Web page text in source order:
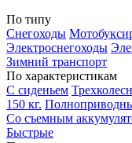
По типу
Снегоходы
Электроснегоходы
Зимний транспорт
По характеристикам
С сиденьем
150 кг.
Со съемным
Быстрые